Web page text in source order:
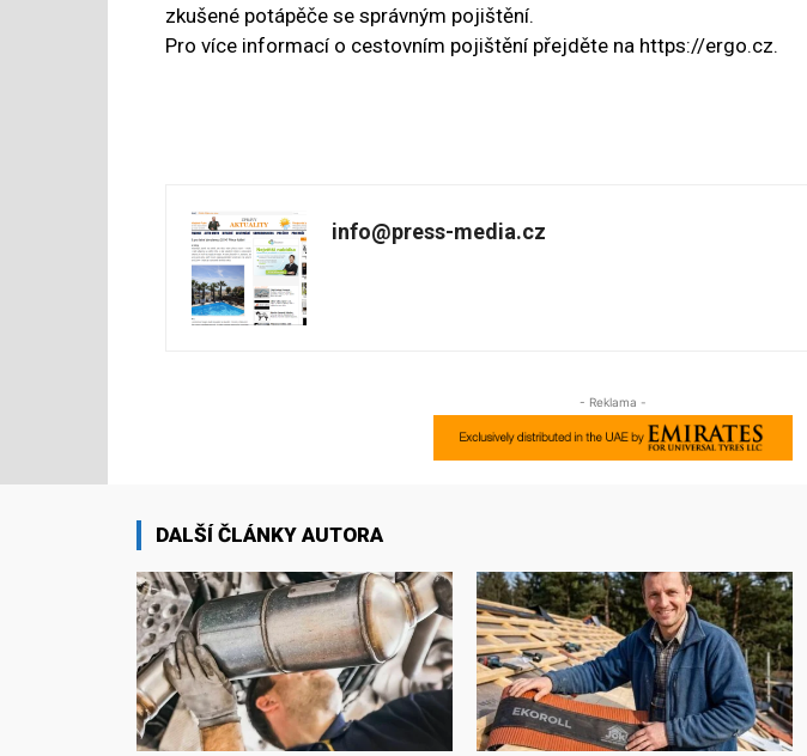
zkušené potápěče se správným pojištění.
Pro více informací o cestovním pojištění přejděte na https://ergo.cz.
info@press-media.cz
- Reklama -
DALŠÍ ČLÁNKY AUTORA